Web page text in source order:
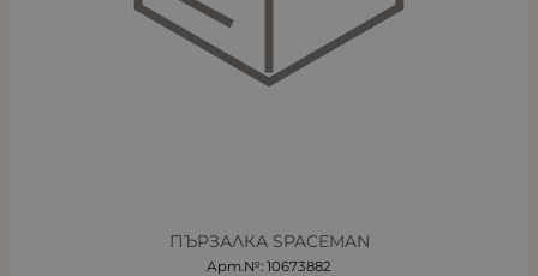
ПЪРЗАЛКА SPACEMAN
Арт.№: 10673882